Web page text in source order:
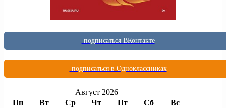
подписаться ВКонтакте
подписаться в Одноклассниках
Август 2026
Пн
Вт Ср Чт Пт Сб Вс